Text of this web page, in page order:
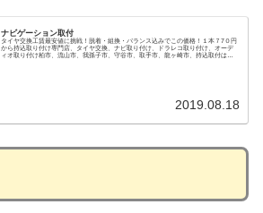
ナビゲーション取付
タイヤ交換工賃最安値に挑戦！脱着・組換・バランス込みでこの価格！１本７7０円
から持込取り付け専門店、タイヤ交換、ナビ取り付け、ドラレコ取り付け、オーデ
ィオ取り付け柏市、流山市、我孫子市、守谷市、取手市、龍ヶ崎市、持込取付はガ
2019.08.18